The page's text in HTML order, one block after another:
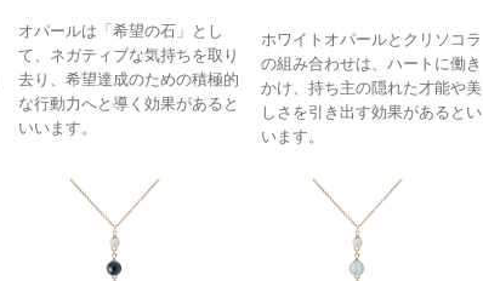
オパールは「希望の石」とし
て、ネガティブな気持ちを取り
去り、希望達成のための積極的
な行動力へと導く効果があると
いいます。
ホワイトオパールとクリソコラ
の組み合わせは、ハートに働き
かけ、持ち主の隠れた才能や美
しさを引き出す効果があるとい
います。